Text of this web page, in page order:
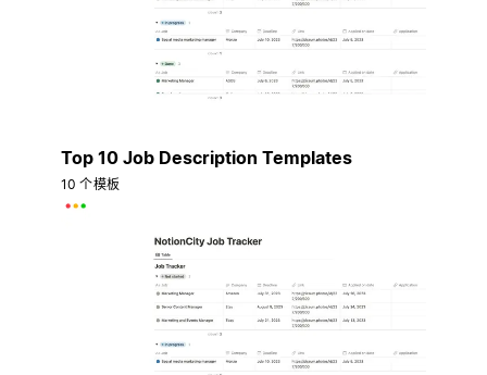
Top 10 Job Description Templates
10 个模板